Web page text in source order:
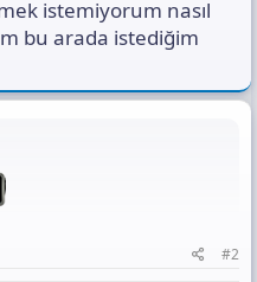
istemiyorum nasıl
bu arada istediğim
#2